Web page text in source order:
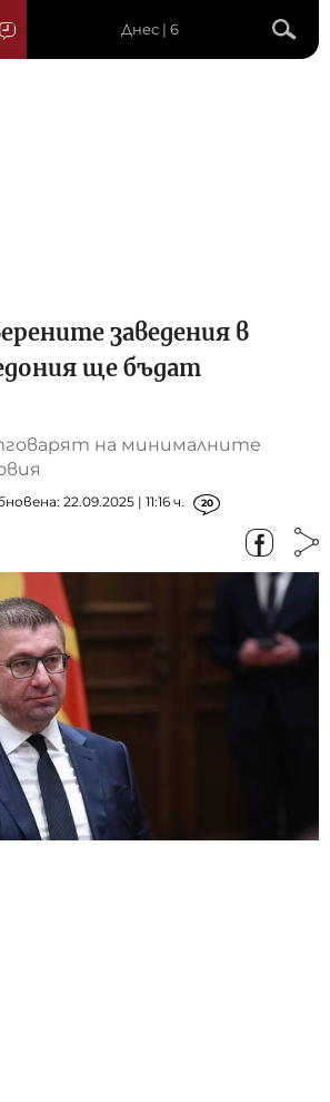
Днес | 6
заведения в
ще бъдат
на минималните
22.09.2025 | 11:16 ч. 20